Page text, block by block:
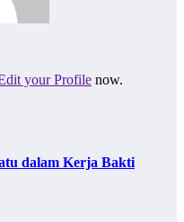
your Profile now.
dalam Kerja Bakti